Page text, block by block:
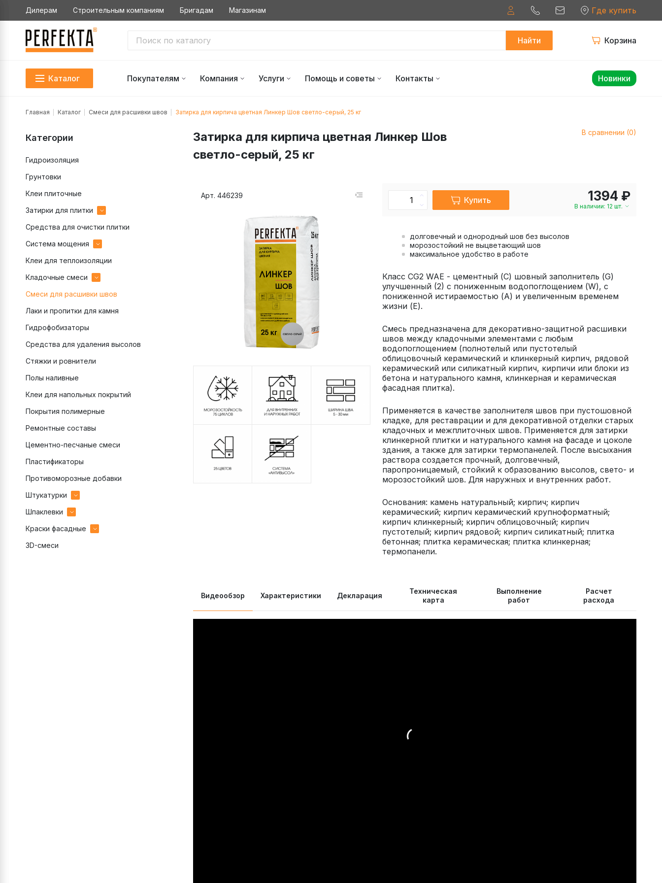
Дилерам Строительным компаниям Бригадам Магазинам Где купить
Найти Корзина
Каталог Покупателям Компания Услуги Помощь и советы Контакты Новинки
Главная Каталог Смеси для расшивки швов Затирка для кирпича цветная Линкер Шов светло-серый, 25 кг
Категории
Гидроизоляция
Грунтовки
Клеи плиточные
Затирки для плитки
эпоксидные
цементные
Средства для очистки плитки
Система мощения
Затирки для брусчатки
Клеи для брусчатки
Подстилающий слой
Полимерный песок
Раствор для камня
Связующее для камня
Клеи для теплоизоляции
Кладочные смеси
цветные
монтажные
теплоизоляционные
Смеси для расшивки швов
Лаки и пропитки для камня
Гидрофобизаторы
Средства для удаления высолов
Стяжки и ровнители
Полы наливные
Клеи для напольных покрытий
Покрытия полимерные
Ремонтные составы
Цементно-песчаные смеси
Пластификаторы
Противоморозные добавки
Штукатурки
гипсовые
декоративные готовые
декоративные цементные
Шпаклевки
гипсовые
полимерные
Краски фасадные
акриловые
3D-смеси
Затирка для кирпича цветная Линкер Шов
светло-серый, 25 кг
В сравнении (0)
Арт. 446239 Купить 1394 ₽
В наличии: 12 шт.
долговечный и однородный шов без высолов
морозостойкий не выцветающий шов
максимальное удобство в работе
Класс CG2 WAE - цементный (С) шовный заполнитель (G)
улучшенный (2) с пониженным водопоглощением (W), с
пониженной истираемостью (А) и увеличенным временем
жизни (Е).
Смесь предназначена для декоративно-защитной расшивки
швов между кладочными элементами с любым
водопоглощением (полнотелый или пустотелый
облицовочный керамический и клинкерный кирпич, рядовой
керамический или силикатный кирпич, кирпичи или блоки из
бетона и натурального камня, клинкерная и керамическая
фасадная плитка).
Применяется в качестве заполнителя швов при пустошовной
кладке, для реставрации и для декоративной отделки старых
кладочных и межплиточных швов. Применяется для затирки
клинкерной плитки и натурального камня на фасаде и цоколе
здания, а также для затирки термопанелей. После высыхания
раствора создается прочный, долговечный,
паропроницаемый, стойкий к образованию высолов, свето- и
морозостойкий шов. Для наружных и внутренних работ.
Основания: камень натуральный; кирпич; кирпич
керамический; кирпич керамический крупноформатный;
кирпич клинкерный; кирпич облицовочный; кирпич
пустотелый; кирпич рядовой; кирпич силикатный; плитка
бетонная; плитка керамическая; плитка клинкерная;
термопанели.
Видеообзор Характеристики Декларация
Техническая
карта
Выполнение
работ
Расчет
расхода